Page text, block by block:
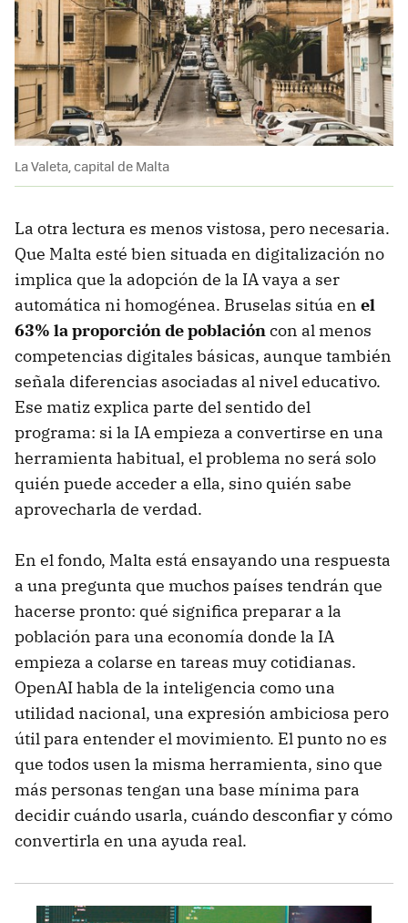
La Valeta, capital de Malta
La otra lectura es menos vistosa, pero necesaria.
Que Malta esté bien situada en digitalización no
implica que la adopción de la IA vaya a ser
automática ni homogénea. Bruselas sitúa en el
63% la proporción de poblacióncon al menos
competencias digitales básicas, aunque también
señala diferencias asociadas al nivel educativo.
Ese matiz explica parte del sentido del
programa: si la IA empieza a convertirse en una
herramienta habitual, el problema no será solo
quién puede acceder a ella, sino quién sabe
aprovecharla de verdad.
En el fondo, Malta está ensayando una respuesta
a una pregunta que muchos países tendrán que
hacerse pronto: qué significa preparar a la
población para una economía donde la IA
empieza a colarse en tareas muy cotidianas.
OpenAI habla de la inteligencia como una
utilidad nacional, una expresión ambiciosa pero
útil para entender el movimiento. El punto no es
que todos usen la misma herramienta, sino que
más personas tengan una base mínima para
decidir cuándo usarla, cuándo desconfiar y cómo
convertirla en una ayuda real.